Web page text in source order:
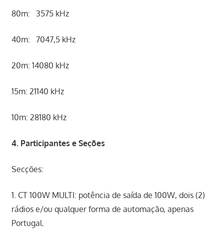
80m: 3575 kHz
40m: 7047,5 kHz
20m: 14080 kHz
15m: 21140 kHz
10m: 28180 kHz
4. Participantes e Seções
Secções:
1. CT 100W MULTI: potência de saída de 100W, dois (2)
rádios e/ou qualquer forma de automação, apenas
Portugal.